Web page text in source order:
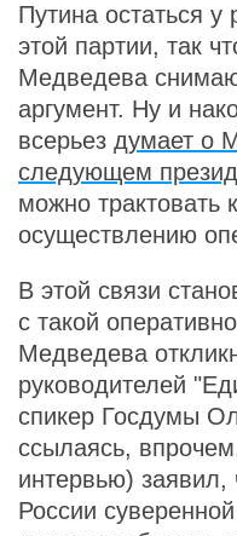
Путина остаться у
этой партии, так
Медведева
аргумент. Ну и
всерьез думает о
следующем
можно трактовать
осуществлению
В этой связи
с такой
Медведева
руководителей
спикер Госдумы
ссылаясь,
интервью) заявил,
России